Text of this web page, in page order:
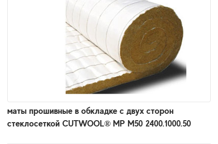
маты прошивные в обкладке с двух сторон
стеклосеткой CUTWOOL® MP М50 2400.1000.50